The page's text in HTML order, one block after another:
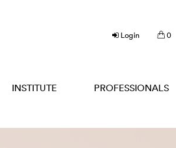
Login 0
INSTITUTE PROFESSIONALS